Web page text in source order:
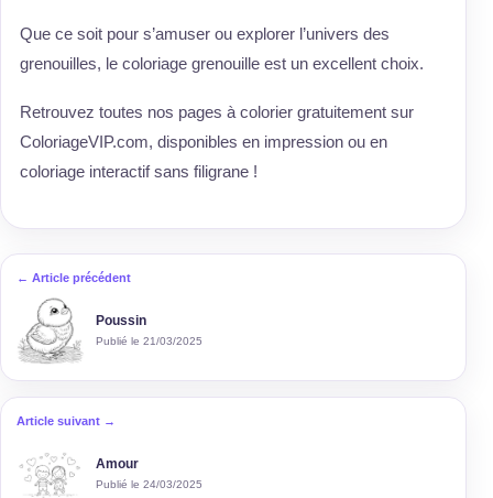
Que ce soit pour s’amuser ou explorer l’univers des
grenouilles, le coloriage grenouille est un excellent choix.
Retrouvez toutes nos pages à colorier gratuitement sur
ColoriageVIP.com, disponibles en impression ou en
coloriage interactif sans filigrane !
← Article précédent
Poussin
Publié le 21/03/2025
Article suivant →
Amour
Publié le 24/03/2025